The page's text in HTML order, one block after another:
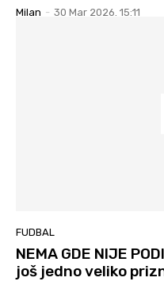
Milan - 30 Mar 2026. 15:11
FUDBAL
NEMA GDE NIJE
još jedno veliko